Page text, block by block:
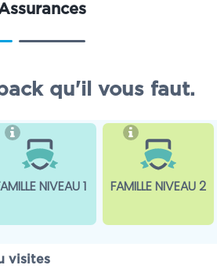
qu'il vous faut.
NIVEAU 1 FAMILLE NIVEAU 2
visites